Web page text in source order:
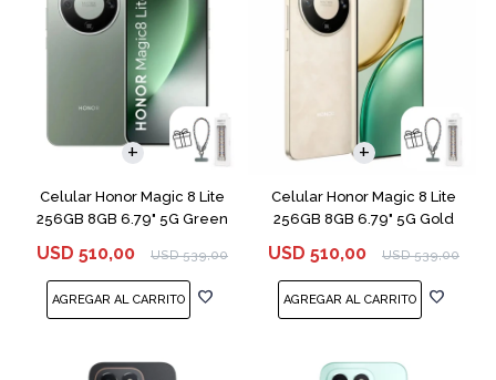
Celular Honor Magic 8 Lite
256GB 8GB 6.79" 5G Green
USD 510,00 USD 539,00
COMPARAR
Celular Honor Magic 8 Lite
256GB 8GB 6.79" 5G Gold
USD 510,00 USD 539,00
COMPARAR